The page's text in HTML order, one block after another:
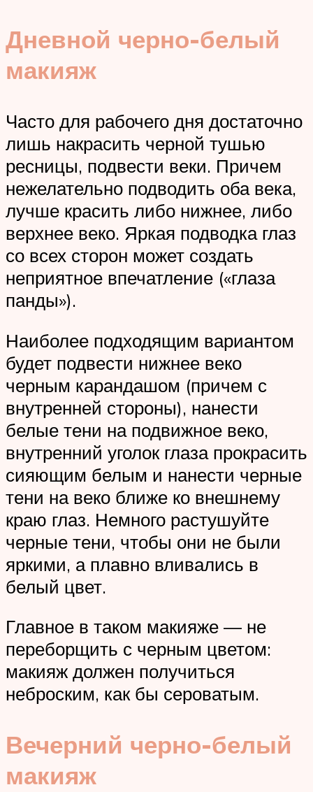
Дневной черно-белый
макияж
Часто для рабочего дня достаточно
лишь накрасить черной тушью
ресницы, подвести веки. Причем
нежелательно подводить оба века,
лучше красить либо нижнее, либо
верхнее веко. Яркая подводка глаз
со всех сторон может создать
неприятное впечатление («глаза
панды»).
Наиболее подходящим вариантом
будет подвести нижнее веко
черным карандашом (причем с
внутренней стороны), нанести
белые тени на подвижное веко,
внутренний уголок глаза прокрасить
сияющим белым и нанести черные
тени на веко ближе ко внешнему
краю глаз. Немного растушуйте
черные тени, чтобы они не были
яркими, а плавно вливались в
белый цвет.
Главное в таком макияже — не
переборщить с черным цветом:
макияж должен получиться
неброским, как бы сероватым.
Вечерний черно-белый
макияж